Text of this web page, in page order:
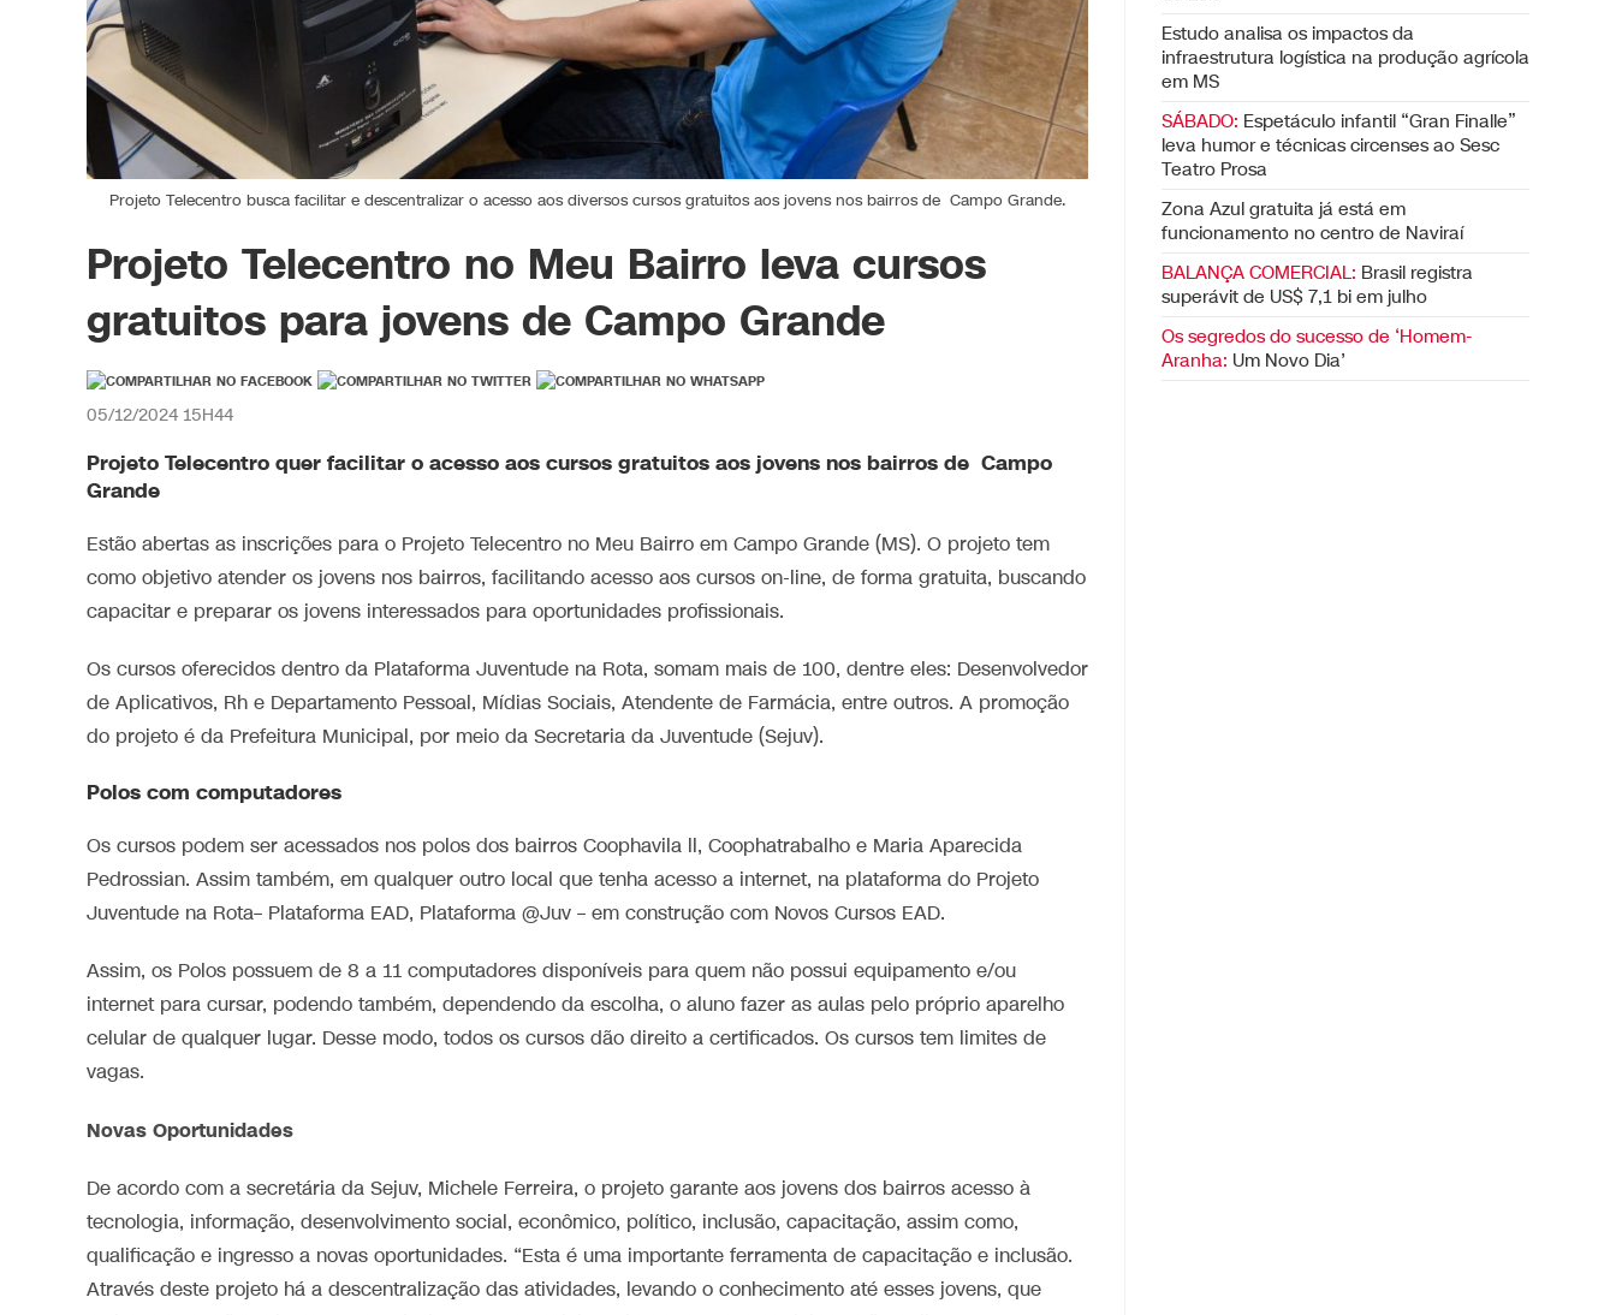
Projeto Telecentro busca facilitar e descentralizar o acesso aos diversos cursos gratuitos aos jovens nos bairros de Campo Grande.
Projeto Telecentro no Meu Bairro leva cursos
gratuitos para jovens de Campo Grande
05/12/2024 15H44
Projeto Telecentro quer facilitar o acesso aos cursos gratuitos aos jovens nos bairros de Campo
Grande
Estão abertas as inscrições para o Projeto Telecentro no Meu Bairro em Campo Grande (MS). O projeto tem
como objetivo atender os jovens nos bairros, facilitando acesso aos cursos on-line, de forma gratuita, buscando
capacitar e preparar os jovens interessados para oportunidades profissionais.
Os cursos oferecidos dentro da Plataforma Juventude na Rota, somam mais de 100, dentre eles: Desenvolvedor
de Aplicativos, Rh e Departamento Pessoal, Mídias Sociais, Atendente de Farmácia, entre outros. A promoção
do projeto é da Prefeitura Municipal, por meio da Secretaria da Juventude (Sejuv).
Polos com computadores
Os cursos podem ser acessados nos polos dos bairros Coophavila ll, Coophatrabalho e Maria Aparecida
Pedrossian. Assim também, em qualquer outro local que tenha acesso a internet, na plataforma do Projeto
Juventude na Rota– Plataforma EAD, Plataforma @Juv – em construção com Novos Cursos EAD.
Assim, os Polos possuem de 8 a 11 computadores disponíveis para quem não possui equipamento e/ou
internet para cursar, podendo também, dependendo da escolha, o aluno fazer as aulas pelo próprio aparelho
celular de qualquer lugar. Desse modo, todos os cursos dão direito a certificados. Os cursos tem limites de
vagas.
Novas Oportunidades
De acordo com a secretária da Sejuv, Michele Ferreira, o projeto garante aos jovens dos bairros acesso à
tecnologia, informação, desenvolvimento social, econômico, político, inclusão, capacitação, assim como,
qualificação e ingresso a novas oportunidades. “Esta é uma importante ferramenta de capacitação e inclusão.
Através deste projeto há a descentralização das atividades, levando o conhecimento até esses jovens, que
Estudo analisa os impactos da
infraestrutura logística na produção agrícola
em MS
SÁBADO: Espetáculo infantil “Gran Finalle”
leva humor e técnicas circenses ao Sesc
Teatro Prosa
Zona Azul gratuita já está em
funcionamento no centro de Naviraí
BALANÇA COMERCIAL: Brasil registra
superávit de US$ 7,1 bi em julho
Os segredos do sucesso de ‘Homem-
Aranha: Um Novo Dia’